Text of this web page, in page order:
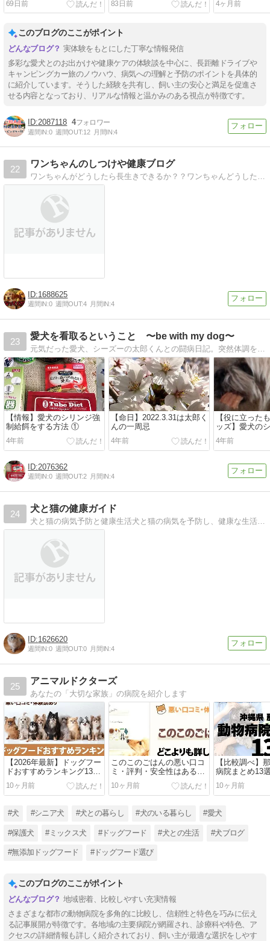
69日前 83日前 4ヶ月前
このブログのここがポイント
実体験をもとにした丁寧な情報発信
多彩な愛犬とのお出かけや健康ケアの体験談を中心に、長距離ドライブや
キャンピングカー旅のノウハウ、病気への理解と予防のポイントを具体的
に紹介しています。そうした経験を共有し、飼い主の安心と満足を促進さ
せる内容となっており、リアルな情報と温かみのある視点が特徴です。
2087118 4
週間IN:0 週間OUT:12 月間IN:4
22
ワンちゃんのしつけや健康ブログ
ワンちゃんがどうしたら長生きできるか？？ワンちゃんどうしたら言うことを聞くのか？？などをわかりやすく皆さんにお届けします。
1688625
週間IN:0 週間OUT:4 月間IN:4
23
愛犬を看取るということ 〜be with my dog〜
【情報】愛犬のシリンジ強
制給餌をする方法 ①
4年前
【命日】2022.3.31は太郎く
んの一周忌
4年前
【役に立った
ッズ】愛犬の
給餌のために
小物
4年前
2076362
週間IN:0 週間OUT:2 月間IN:4
24
犬と猫の健康ガイド
犬と猫の病気予防と健康生活犬と猫の病気を予防し、健康な生活を過ごすため病気の正しい知識と予防方法を知る
1626620
週間IN:0 週間OUT:0 月間IN:4
25
アニマルドクターズ
あなたの「大切な家族」の病院を紹介します
【2026年最新】ドッグフー
ドおすすめランキング13
選・安心安全の犬の餌と
は？口コミあり
10ヶ月前
このこのごはんの悪い口コ
ミ・評判・安全性はある
の？公式サイトよりも詳し
く解説！
10ヶ月前
【比較調べ】
病院まとめ13
月最新版
10ヶ月前
#犬 #シニア犬 #犬との暮らし #犬のいる暮らし #愛犬
#保護犬 #ミックス犬 #ドッグフード #犬との生活 #犬ブログ
#無添加ドッグフード #ドッグフード選び
このブログのここがポイント
地域密着、比較しやすい充実情報
さまざまな都市の動物病院を多角的に比較し、信頼性と特色を巧みに伝え
る記事展開が特徴です。各地域の主要病院が網羅され、診療科や特色、ア
クセスの詳細情報も詳しく紹介されており、飼い主が最適な選択をしやす